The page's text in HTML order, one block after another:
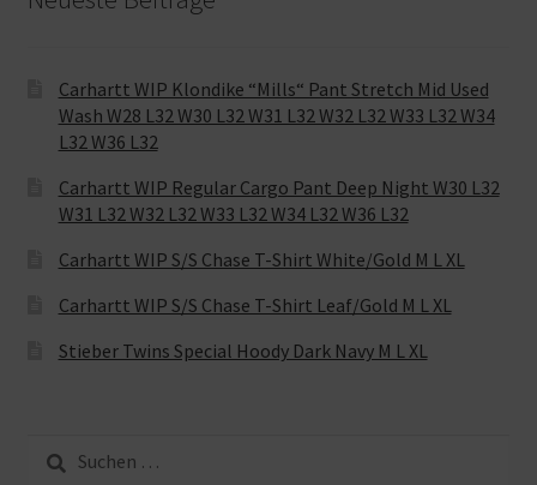
Carhartt WIP Klondike “Mills“ Pant Stretch Mid Used
Wash W28 L32 W30 L32 W31 L32 W32 L32 W33 L32 W34
L32 W36 L32
Carhartt WIP Regular Cargo Pant Deep Night W30 L32
W31 L32 W32 L32 W33 L32 W34 L32 W36 L32
Carhartt WIP S/S Chase T-Shirt White/Gold M L XL
Carhartt WIP S/S Chase T-Shirt Leaf/Gold M L XL
Stieber Twins Special Hoody Dark Navy M L XL
Suche
nach: